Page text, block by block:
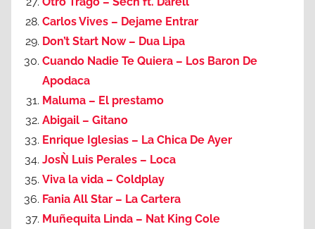
Carlos Vives – Dejame Entrar
Don’t Start Now – Dua Lipa
Cuando Nadie Te Quiera – Los Baron De
Apodaca
Maluma – El prestamo
Abigail – Gitano
Enrique Iglesias – La Chica De Ayer
JosǸ Luis Perales – Loca
Viva la vida – Coldplay
Fania All Star – La Cartera
Muñequita Linda – Nat King Cole